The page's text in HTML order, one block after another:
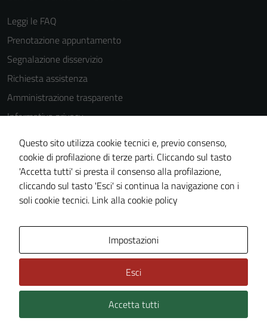
Leggi le FAQ
Prenotazione appuntamento
Segnalazione disservizio
Richiesta assistenza
Amministrazione trasparente
Informativa privacy
Cookie Policy
Note legali
Dichiarazione di accessibilità
Piano di miglioramento del sito
Technical Design s.r.l.
Questo sito utilizza cookie tecnici e, previo consenso,
cookie di profilazione di terze parti. Cliccando sul tasto
'Accetta tutti' si presta il consenso alla profilazione,
cliccando sul tasto 'Esci' si continua la navigazione con i
soli cookie tecnici. Link alla cookie policy
Impostazioni
Esci
Accetta tutti